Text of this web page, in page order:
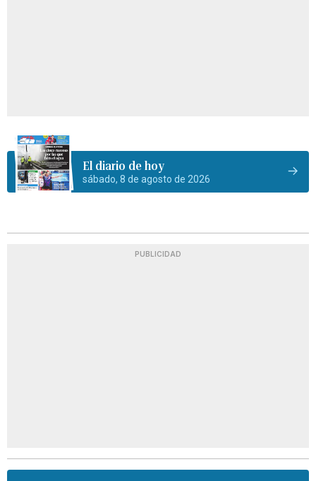
El diario de hoy
sábado, 8 de agosto de 2026
PUBLICIDAD